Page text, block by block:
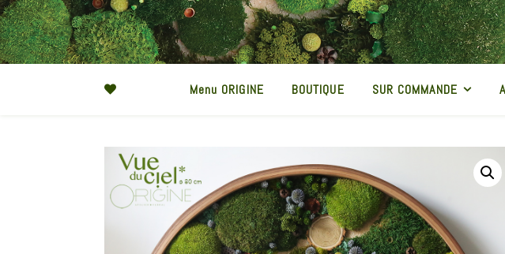
Menu ORIGINE BOUTIQUE SUR COMMANDE